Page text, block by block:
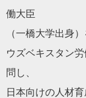
働大臣
（一橋大学出身
ウズベキスタン
問し、
日本向けの人材